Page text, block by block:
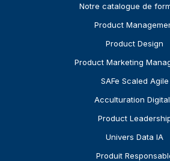
Notre catalogue de
Product
Product Design
Product Marketing
SAFe Scaled Agile
Acculturation
Product
Univers Data IA
Produit